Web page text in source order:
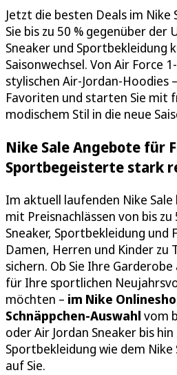
Jetzt die besten Deals im Nike
Sie bis zu 50 % gegenüber der
Sneaker und Sportbekleidung
Saisonwechsel. Von Air Force
stylischen Air-Jordan-Hoodies
Favoriten und starten Sie mit
modischem Stil in die neue
Nike Sale Angebote für
Sportbegeisterte stark
Im aktuell laufenden Nike
mit Preisnachlässen von bis
Sneaker, Sportbekleidung und
Damen, Herren und Kinder zu
sichern. Ob Sie Ihre
für Ihre sportlichen
möchten – im Nike
Schnäppchen-Auswahl vom
oder Air Jordan Sneaker bis
Sportbekleidung wie dem
auf Sie.